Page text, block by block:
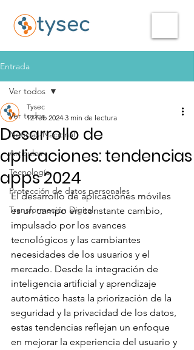
Entrada
Ver todos
Noticias-Nacional
Articulos
Tecnología
Protección de datos personales
Transformación Digital
Ver todos
Desarrollo de
aplicaciones: tendencias
apps 2024
Tysec
12 feb 2024 3 min de lectura
El desarrollo de aplicaciones móviles
es un campo en constante cambio,
impulsado por los avances
tecnológicos y las cambiantes
necesidades de los usuarios y el
mercado. Desde la integración de
inteligencia artificial y aprendizaje
automático hasta la priorización de la
seguridad y la privacidad de los datos,
estas tendencias reflejan un enfoque
en mejorar la experiencia del usuario y